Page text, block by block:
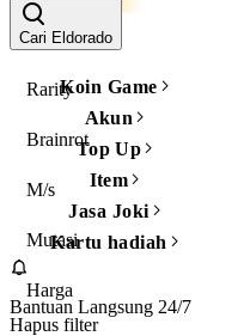
Cari Eldorado
Koin Game
Akun
Top Up
Item
Jasa Joki
Kartu hadiah
Bantuan Langsung 24/7
Item Type
Rarity
Brainrot
M/s
Mutasi
Harga
Hapus filter